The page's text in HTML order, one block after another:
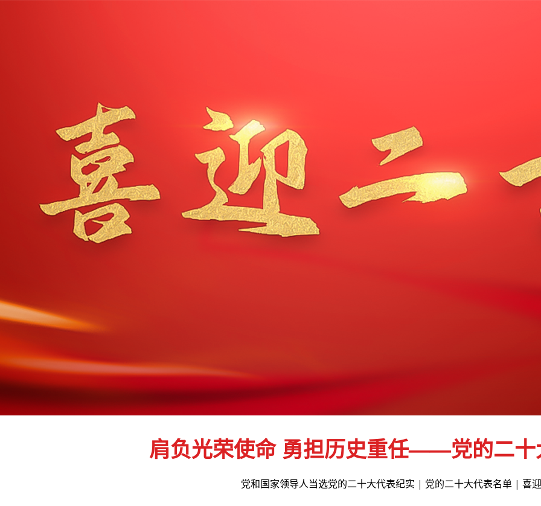
肩负光荣使命 勇担历史重任——党的二十
党和国家领导人当选党的二十大代表纪实 | 党的二十大代表名单 | 喜